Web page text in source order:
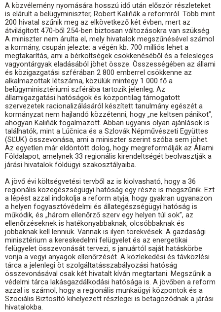
A közvélemény nyomására hosszú idő után először részleteket
is elárult a belügyminiszter, Robert Kaliňák a reformról. Több mint
200 hivatal szűnik meg az elkövetkező két évben, mert az
átvilágított 470-ből 254-ben biztosan változásokra van szükség.
A miniszter nem árulta el, mely hivatalok megszűnésével számol
a kormány, csupán jelezte: a végén kb. 700 milliós lehet a
megtakarítás, ami a bérköltségek csökkenéséből és a felesleges
vagyontárgyak eladásából jöhet össze. Összességében az állami
és közigazgatási szférában 2 800 emberrel csökkenne az
alkalmazottak létszáma, közülük mintegy 1 000 fő a
belügyminisztériumi szférába tartozik jelenleg. Az
államigazgatási hatóságok és központilag támogatott
szervezetek racionalizálásáról készített tanulmány egészét a
kormányzat nem hajlandó közzétenni, hogy „ne keltsen pánikot”,
ahogyan Kaliňák fogalmazott. Abban ugyanis olyan ajánlások is
találhatók, mint a Lúčnica és a Szlovák Népművészeti Együttes
(SĽUK) összevonása, ami a miniszter szerint szóba sem jöhet.
Az egyetlen már eldöntött dolog, hogy megreformálják az Állami
Földalapot, amelynek 33 regionális kirendeltségét beolvasztják a
járási hivatalok földügyi szakosztályaiba.
A jövő évi költségvetési tervből az is kiolvasható, hogy a 36
regionális közegészségügyi hatóság egy része is megszűnik. Ezt
a lépést azzal indokolja a reform atyja, hogy gyakran ugyanazon
a helyen fogyasztóvédelmi és állategészségügyi hatóság is
működik, és „három ellenőrző szerv egy helyen túl sok”, az
ellenőrzéseknek is hatékonyabbaknak, olcsóbbaknak és
jobbaknak kell lenniük. Vannak is ilyen törekvések. A gazdasági
minisztérium a kereskedelmi felügyelet és az energetikai
felügyelet összevonását tervezi, s januártól saját hatáskörbe
vonja a vegyi anyagok ellenőrzését. A közlekedési és távközlési
tárca a jelenlegi öt szolgáltatásszabályozási hatóság
összevonásával csak két hivatalt kíván megtartani. Megszűnik a
védelmi tárca lakásgazdálkodási hatósága is. A jövőben a reform
azzal is számol, hogy a regionális munkaügyi központok és a
Szociális Biztosító kihelyezett részlegei is betagozódnak a járási
hivatalokba.